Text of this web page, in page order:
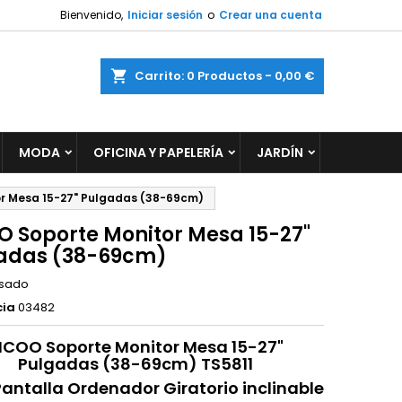
Bienvenido, Iniciar sesión o Crear una cuenta
Carrito 0 Productos - 0,00 €
MODA OFICINA Y PAPELERÍA JARDÍN
Mesa 15-27" Pulgadas (38-69cm)
Soporte Monitor Mesa 15-27"
(38-69cm)
03482
Soporte Monitor Mesa 15-27"
Pulgadas (38-69cm) TS5811
Ordenador Giratorio inclinable